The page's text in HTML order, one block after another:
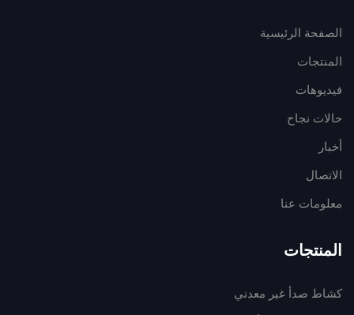
الصفحة الرئيسية
المنتجات
فيديوهات
حالات نجاح
أخبار
الاتصال
معلومات عنا
المنتجات
كشاط صدأ غير معدني